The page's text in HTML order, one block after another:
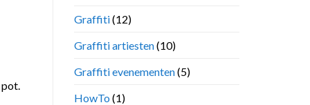
Graffiti(12)
Graffiti artiesten(10)
Graffiti evenementen(5)
HowTo (1)